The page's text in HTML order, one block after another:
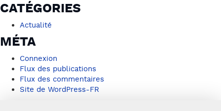
CATÉGORIES
Actualité
MÉTA
Connexion
Flux des publications
Flux des commentaires
Site de WordPress-FR